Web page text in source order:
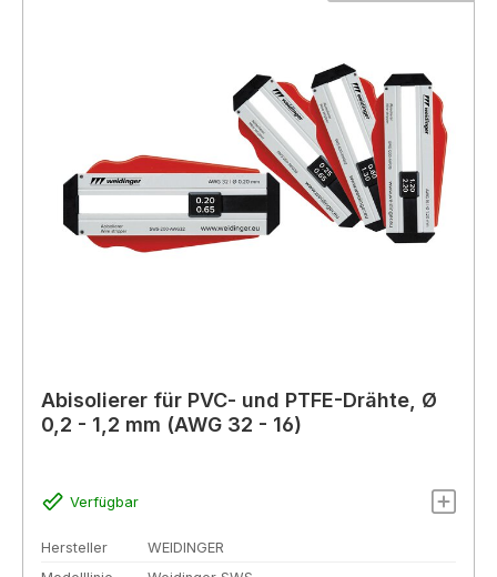
Abisolierer für PVC- und PTFE-Drähte, Ø
0,2 - 1,2 mm (AWG 32 - 16)
Verfügbar
Hersteller
WEIDINGER